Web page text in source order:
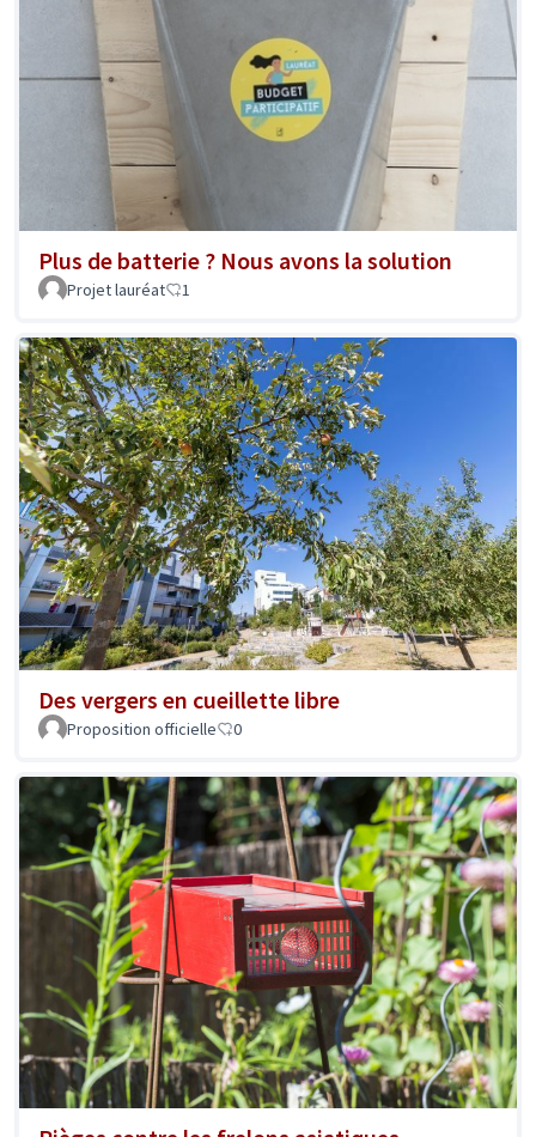
Plus de batterie ? Nous avons la solution
Projet lauréat 1
Des vergers en cueillette libre
Proposition officielle 0